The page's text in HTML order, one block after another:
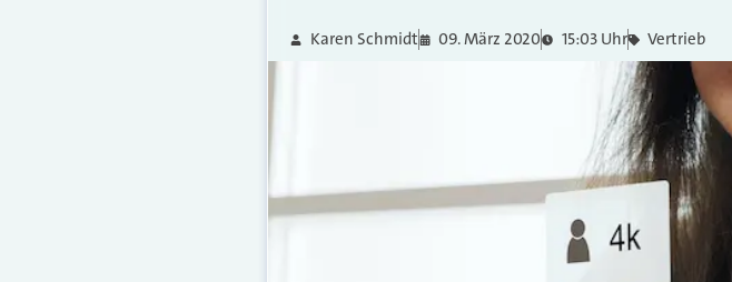
Karen Schmidt 09. März 2020 15:03 Uhr Vertrieb